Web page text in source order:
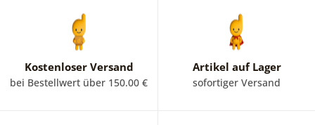
Kostenloser Versand
bei Bestellwert über 150.00 €
Artikel auf Lager
sofortiger Versand